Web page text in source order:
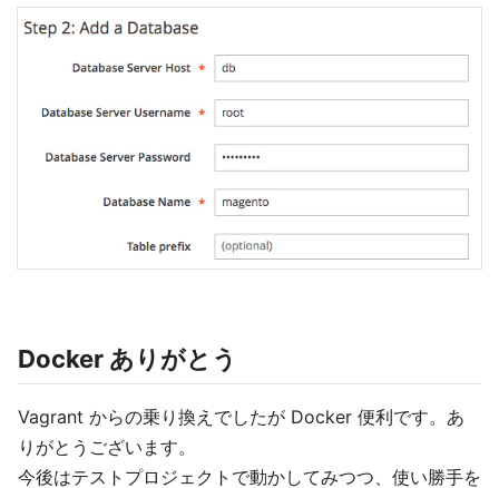
Docker ありがとう
Vagrant からの乗り換えでしたが Docker 便利です。あ
りがとうございます。
今後はテストプロジェクトで動かしてみつつ、使い勝手を